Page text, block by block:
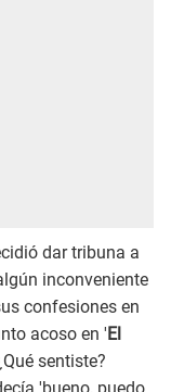
dar tribuna a
inconveniente
confesiones en
acoso en 'El
sentiste?
'bueno, puedo